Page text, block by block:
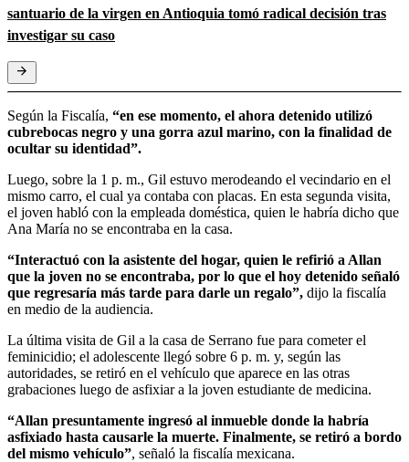
santuario de la virgen en Antioquia tomó radical decisión tras
investigar su caso
Según la Fiscalía, “en ese momento, el ahora detenido utilizó
cubrebocas negro y una gorra azul marino, con la finalidad de
ocultar su identidad”.
Luego, sobre la 1 p. m., Gil estuvo merodeando el vecindario en el
mismo carro, el cual ya contaba con placas. En esta segunda visita,
el joven habló con la empleada doméstica, quien le habría dicho que
Ana María no se encontraba en la casa.
“Interactuó con la asistente del hogar, quien le refirió a Allan
que la joven no se encontraba, por lo que el hoy detenido señaló
que regresaría más tarde para darle un regalo”, dijo la fiscalía
en medio de la audiencia.
La última visita de Gil a la casa de Serrano fue para cometer el
feminicidio; el adolescente llegó sobre 6 p. m. y, según las
autoridades, se retiró en el vehículo que aparece en las otras
grabaciones luego de asfixiar a la joven estudiante de medicina.
“Allan presuntamente ingresó al inmueble donde la habría
asfixiado hasta causarle la muerte. Finalmente, se retiró a bordo
del mismo vehículo”, señaló la fiscalía mexicana.